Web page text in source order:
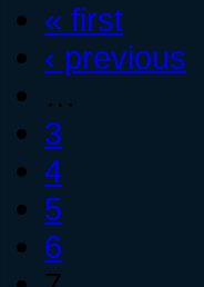
« first
‹ previous
…
3
4
5
6